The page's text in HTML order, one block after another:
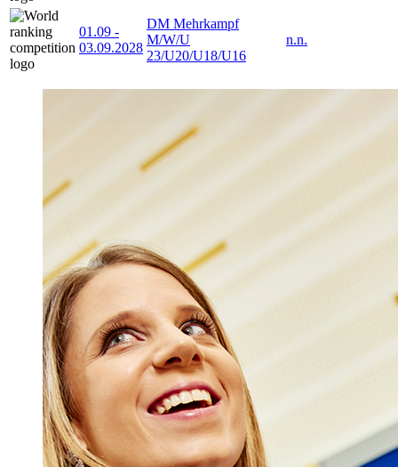
01.09 -
03.09.2028
DM Mehrkampf
M/W/U
23/U20/U18/U16
n.n.